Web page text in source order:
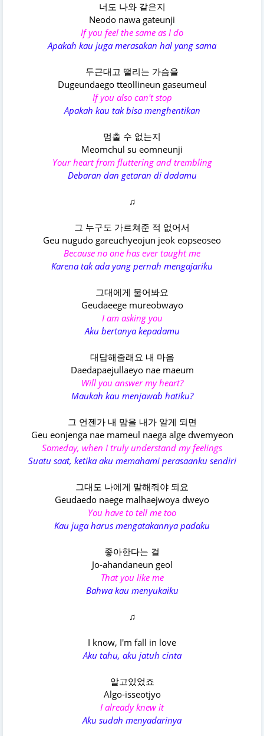
너도 나와 같은지
Neodo nawa gateunji
If you feel the same as I do
Apakah kau juga merasakan hal yang sama
두근대고 떨리는 가슴을
Dugeundaego tteollineun gaseumeul
If you also can't stop
Apakah kau tak bisa menghentikan
멈출 수 없는지
Meomchul su eomneunji
Your heart from fluttering and trembling
Debaran dan getaran di dadamu
♫
그 누구도 가르쳐준 적 없어서
Geu nugudo gareuchyeojun jeok eopseoseo
Because no one has ever taught me
Karena tak ada yang pernah mengajariku
그대에게 물어봐요
Geudaeege mureobwayo
I am asking you
Aku bertanya kepadamu
대답해줄래요 내 마음
Daedapaejullaeyo nae maeum
Will you answer my heart?
Maukah kau menjawab hatiku?
그 언젠가 내 맘을 내가 알게 되면
Geu eonjenga nae mameul naega alge dwemyeon
Someday, when I truly understand my feelings
Suatu saat, ketika aku memahami perasaanku sendiri
그대도 나에게 말해줘야 되요
Geudaedo naege malhaejwoya dweyo
You have to tell me too
Kau juga harus mengatakannya padaku
좋아한다는 걸
Jo-ahandaneun geol
That you like me
Bahwa kau menyukaiku
♫
I know, I'm fall in love
Aku tahu, aku jatuh cinta
알고있었죠
Algo-isseotjyo
I already knew it
Aku sudah menyadarinya